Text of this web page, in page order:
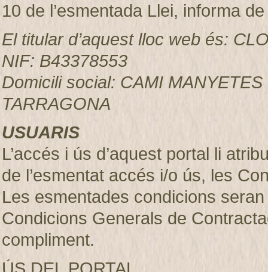
10 de l’esmentada Llei, informa
El titular d’aquest lloc web és:
NIF: B43378553
Domicili social: CAMI
TARRAGONA
USUARIS
L’accés i ús d’aquest portal li
de l’esmentat accés i/o ús, les
Les esmentades condicions
Condicions Generals de
compliment.